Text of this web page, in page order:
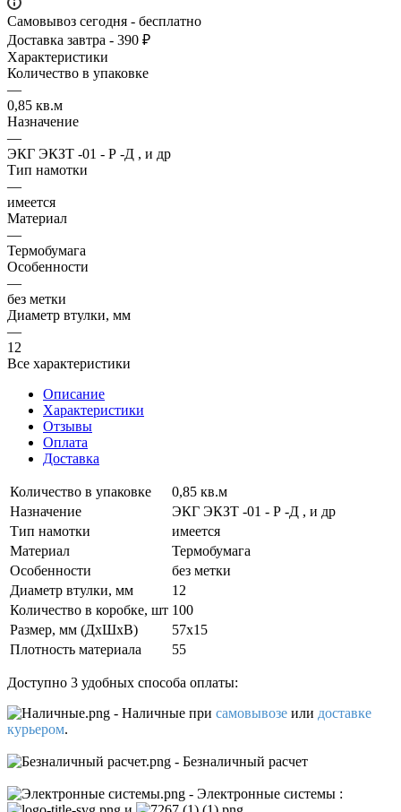
Самовывоз сегодня - бесплатно
Доставка завтра - 390 ₽
Характеристики
Количество в упаковке
—
0,85 кв.м
Назначение
—
ЭКГ ЭКЗТ -01 - Р -Д , и др
Тип намотки
—
имеется
Материал
—
Термобумага
Особенности
—
без метки
Диаметр втулки, мм
—
12
Все характеристики
Описание
Характеристики
Отзывы
Оплата
Доставка
Количество в упаковке
0,85 кв.м
Назначение
ЭКГ ЭКЗТ -01 - Р -Д , и др
Тип намотки
имеется
Материал
Термобумага
Особенности
без метки
Диаметр втулки, мм
12
Количество в коробке, шт 100
Размер, мм (ДxШxВ)
57х15
Плотность материала
55
Доступно 3 удобных способа оплаты:
- Наличные при самовывозе или доставке
курьером.
- Безналичный расчет
- Электронные системы :